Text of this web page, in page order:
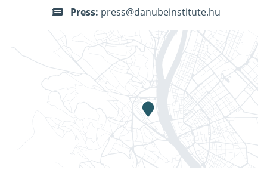
Press: press@danubeinstitute.hu